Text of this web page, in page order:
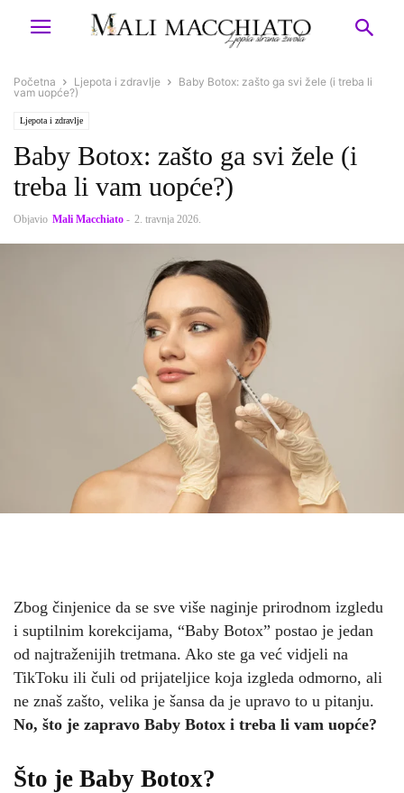
Početna Ljepota i zdravlje
Baby Botox: zašto ga svi žele (i treba li
vam uopće?)
Ljepota i zdravlje
Baby Botox: zašto ga svi žele (i
treba li vam uopće?)
Objavio Mali Macchiato - 2. travnja 2026.
Zbog činjenice da se sve više naginje prirodnom izgledu
i suptilnim korekcijama, “Baby Botox” postao je jedan
od najtraženijih tretmana. Ako ste ga već vidjeli na
TikToku ili čuli od prijateljice koja izgleda odmorno, ali
ne znaš zašto, velika je šansa da je upravo to u pitanju.
No, što je zapravo Baby Botox i treba li vam uopće?
Što je Baby Botox?